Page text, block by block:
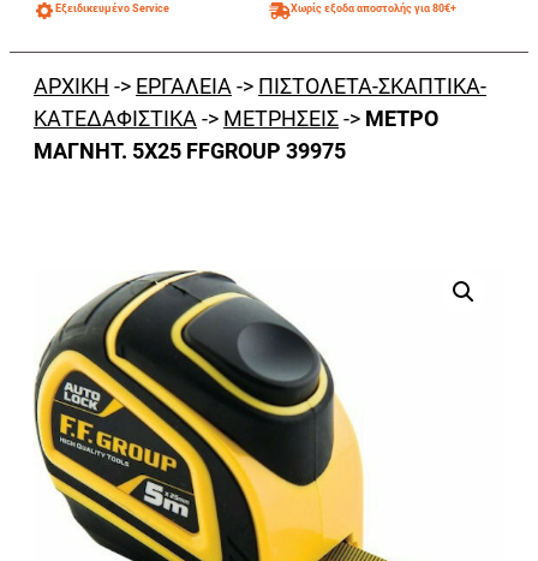
Εξειδικευμένο Service Χωρίς εξοδα αποστολής για 80€+
ΑΡΧΙΚΗ -> ΕΡΓΑΛΕΙΑ -> ΠΙΣΤΟΛΕΤΑ-ΣΚΑΠΤΙΚΑ-
ΚΑΤΕΔΑΦΙΣΤΙΚΑ -> ΜΕΤΡΗΣΕΙΣ-> ΜΕΤΡΟ
ΜΑΓΝΗΤ. 5Χ25 FFGROUP 39975